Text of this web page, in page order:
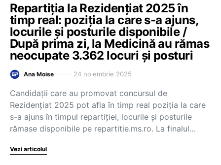
Repartiția la Rezidențiat 2025 în
timp real: poziția la care s-a ajuns,
locurile și posturile disponibile /
După prima zi, la Medicină au rămas
neocupate 3.362 locuri și posturi
Ana Moise 24 noiembrie 2025
Candidații care au promovat concursul de
Rezidențiat 2025 pot afla în timp real poziția la care
s-a ajuns în timpul repartiției, locurile și posturile
rămase disponibile pe repartitie.ms.ro. La finalul…
Vezi articolul